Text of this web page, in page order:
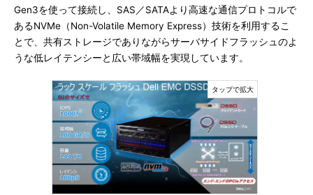
Gen3を使って接続し、SAS／SATAより高速な通信プロトコルで
あるNVMe（Non-Volatile Memory Express）技術を利用するこ
とで、共有ストレージでありながらサーバサイドフラッシュのよ
うな低レイテンシーと広い帯域幅を実現しています。